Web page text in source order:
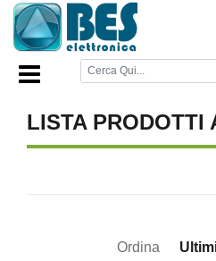
Home Page/ELETTRICITA' E
LISTA PRODOTTI
Ordina